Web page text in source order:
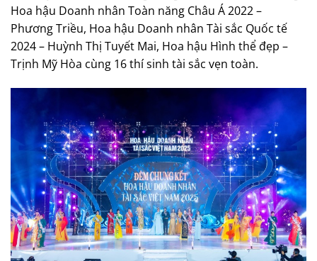
Hoa hậu Doanh nhân Toàn năng Châu Á 2022 –
Phương Triều, Hoa hậu Doanh nhân Tài sắc Quốc tế
2024 – Huỳnh Thị Tuyết Mai, Hoa hậu Hình thể đẹp –
Trịnh Mỹ Hòa cùng 16 thí sinh tài sắc vẹn toàn.